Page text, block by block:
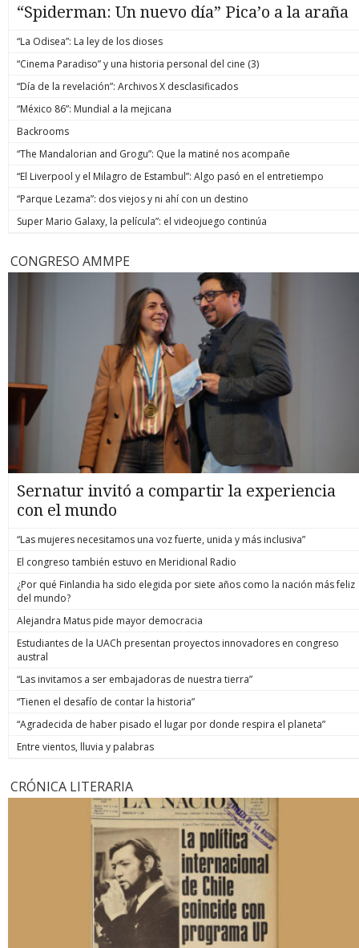
“Spiderman: Un nuevo día” Pica’o a la araña
“La Odisea”: La ley de los dioses
“Cinema Paradiso” y una historia personal del cine (3)
“Día de la revelación”: Archivos X desclasificados
“México 86”: Mundial a la mejicana
Backrooms
“The Mandalorian and Grogu”: Que la matiné nos acompañe
“El Liverpool y el Milagro de Estambul”: Algo pasó en el entretiempo
“Parque Lezama”: dos viejos y ni ahí con un destino
Super Mario Galaxy, la película”: el videojuego continúa
CONGRESO AMMPE
Sernatur invitó a compartir la experiencia
con el mundo
“Las mujeres necesitamos una voz fuerte, unida y más inclusiva”
El congreso también estuvo en Meridional Radio
¿Por qué Finlandia ha sido elegida por siete años como la nación más feliz
del mundo?
Alejandra Matus pide mayor democracia
Estudiantes de la UACh presentan proyectos innovadores en congreso
austral
“Las invitamos a ser embajadoras de nuestra tierra”
“Tienen el desafío de contar la historia”
“Agradecida de haber pisado el lugar por donde respira el planeta”
Entre vientos, lluvia y palabras
CRÓNICA LITERARIA